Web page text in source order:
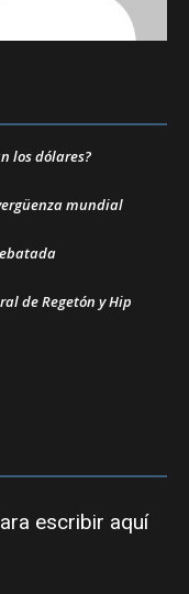
los dólares?
mundial
de Regetón y Hip
escribir aquí